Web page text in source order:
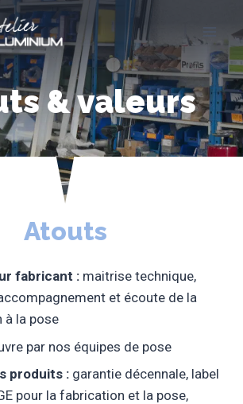
& valeurs
Atouts
fabricant : maitrise technique,
et écoute de la
à la pose
par nos équipes de pose
produits : garantie décennale, label
pour la fabrication et la pose,